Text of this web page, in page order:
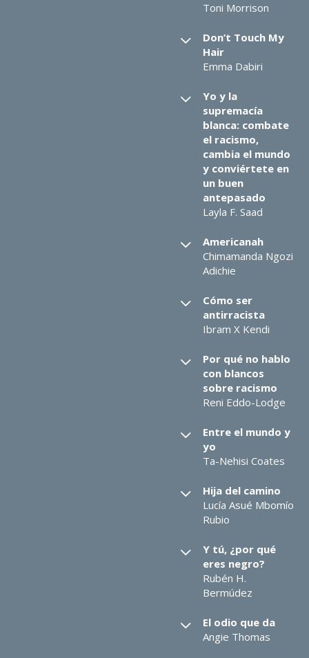
Toni Morrison
Don’t Touch My
Hair
Emma Dabiri
Yo y la
supremacía
blanca: combate
el racismo,
cambia el mundo
y conviértete en
un buen
antepasado
Layla F. Saad
Americanah
Chimamanda Ngozi
Adichie
Cómo ser
antirracista
Ibram X Kendi
Por qué no hablo
con blancos
sobre racismo
Reni Eddo-Lodge
Entre el mundo y
yo
Ta-Nehisi Coates
Hija del camino
Lucía Asué Mbomío
Rubio
Y tú, ¿por qué
eres negro?
Rubén H.
Bermúdez
El odio que da
Angie Thomas